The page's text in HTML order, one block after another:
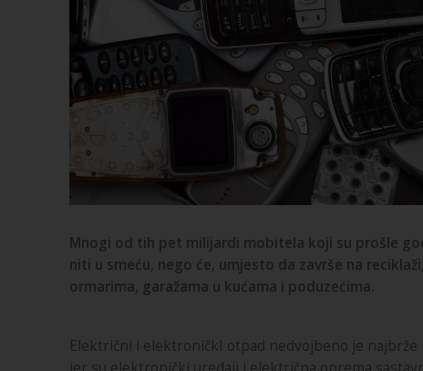
Mnogi od tih pet milijardi mobitela koji su prošle
niti u smeću, nego će, umjesto da završe na
ormarima, garažama u kućama i poduzećima.
Električni i elektroničkI otpad nedvojbeno je